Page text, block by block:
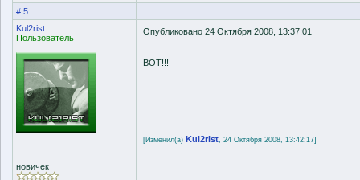
# 5
Kul2rist
Пользователь
новичек
Опубликовано 24 Октября 2008, 13:37:01
BOT!!!
[Изменил(а) Kul2rist, 24 Октября 2008, 13:42:17]